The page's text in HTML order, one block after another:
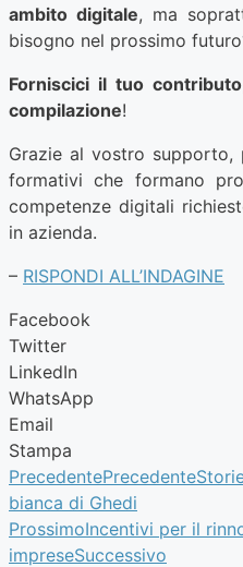
ambito digitale, ma
bisogno nel prossimo
Forniscici il tuo contributo
compilazione!
Grazie al vostro supporto,
formativi che formano
competenze digitali
in azienda.
– RISPONDI ALL’INDAGINE
Facebook
Twitter
LinkedIn
WhatsApp
Email
Stampa
PrecedentePrecedente
bianca di Ghedi
ProssimoIncentivi per il
impreseSuccessivo